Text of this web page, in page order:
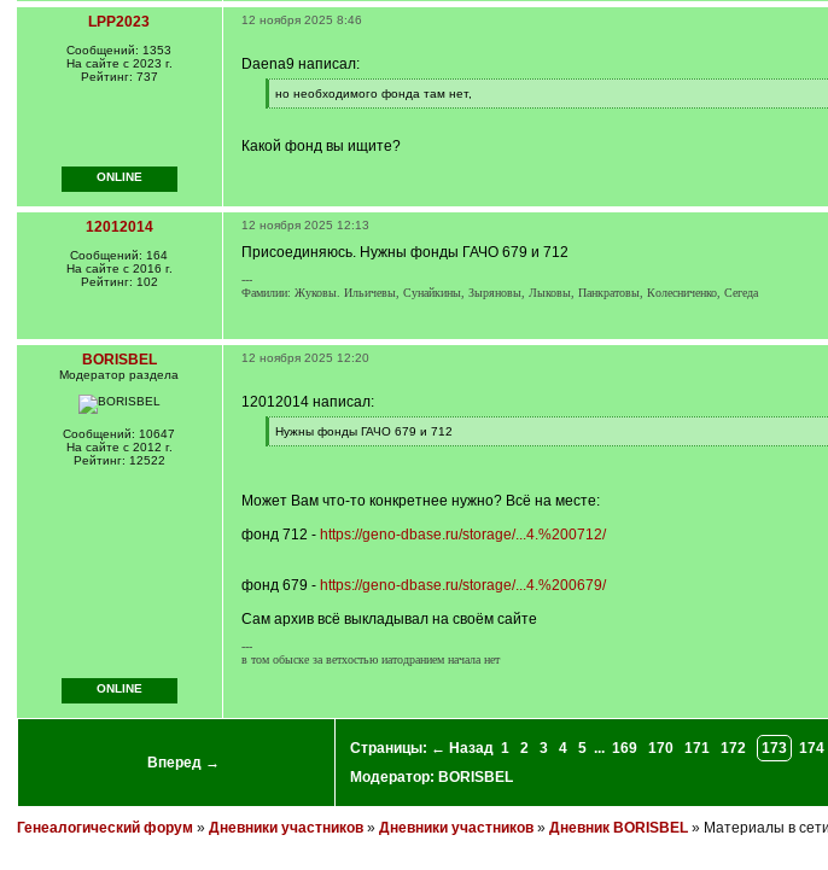
LPP2023
Сообщений: 1353
На сайте с 2023 г.
Рейтинг: 737
12 ноября 2025 8:46
Daena9 написал:
[
q
но необходимого фонда там нет,
[
]
Какой фонд вы ищите?
ONLINE
12012014
Сообщений: 164
На сайте с 2016 г.
Рейтинг: 102
12 ноября 2025 12:13
Присоединяюсь. Нужны фонды ГАЧО 679 и 712
---
Фамилии: Жуковы. Ильичевы, Сунайкины, Зыряновы, Лыковы, Панкратовы, Колесниченко, Сегеда
BORISBEL
Модератор раздела
Сообщений: 10647
На сайте с 2012 г.
Рейтинг: 12522
12 ноября 2025 12:20
12012014 написал:
[
q
Нужны фонды ГАЧО 679 и 712
[
Может Вам что-то конкретнее нужно? Всё на месте:
фонд 712 - https://geno-dbase.ru/storage/...4.%200712/
фонд 679 - https://geno-dbase.ru/storage/...4.%200679/
Сам архив всё выкладывал на своём сайте
---
в том обыске за ветхостью иатодранием начала нет
ONLINE
Вперед →
Страницы: ← Назад 1 2 3 4 5 ... 169 170 171 172 173 174
Модератор: BORISBEL
Генеалогический форум » Дневники участников» Дневники участников» Дневник BORISBEL» Материалы в